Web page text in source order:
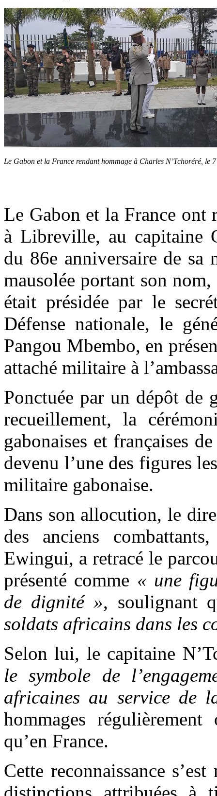
Le Gabon et la France rendant hommage à Charles N’Tchoréré, le
Le Gabon et la France ont
à Libreville, au capitaine
du 86e anniversaire de sa
mausolée portant son
était présidée par le
Défense nationale, le
Pangou Mbembo, en
attaché militaire à
Ponctuée par un dépôt de
recueillement, la
gabonaises et françaises
devenu l’une des figures
militaire gabonaise.
Dans son allocution, le
des anciens
Ewingui, a retracé le
présenté comme « une
de dignité », soulignant
soldats africains dans les
Selon lui, le capitaine
le symbole de
africaines au service de
hommages
qu’en France.
Cette reconnaissance